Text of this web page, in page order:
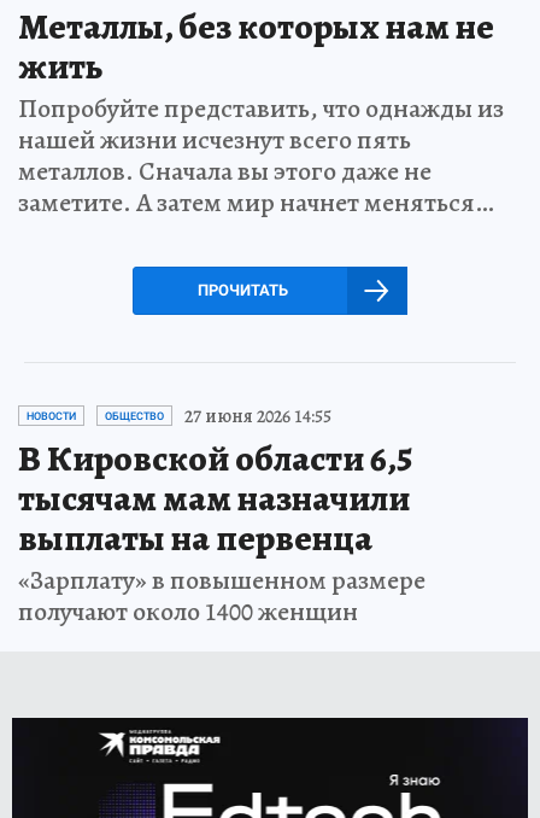
Металлы, без которых нам не
жить
Попробуйте представить, что однажды из
нашей жизни исчезнут всего пять
металлов. Сначала вы этого даже не
заметите. А затем мир начнет меняться…
ПРОЧИТАТЬ
НОВОСТИ ОБЩЕСТВО 27 июня 2026 14:55
В Кировской области 6,5
тысячам мам назначили
выплаты на первенца
«Зарплату» в повышенном размере
получают около 1400 женщин